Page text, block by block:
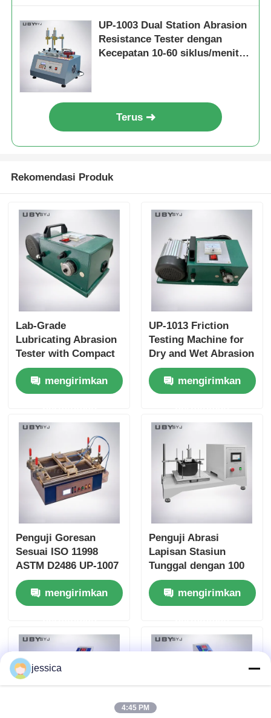
UP-1003 Dual Station Abrasion
Resistance Tester dengan
Kecepatan 10-60 siklus/menit
Terus
Rekomendasi Produk
Lab-Grade
Lubricating Abrasion
Tester with Compact
Structure and User-
Friendly Interface for
Friction and Wear
mengirimkan
UP-1013 Friction
Testing Machine for
Dry and Wet Abrasion
Test with Adjustable
Load Range and Real-
time Friction
mengirimkan
Penguji Goresan
Sesuai ISO 11998
ASTM D2486 UP-1007
dengan Frekuensi
Gerakan Sikat 37 ± 1
cpm dan Bodi
mengirimkan
Penguji Abrasi
Lapisan Stasiun
Tunggal dengan 100
mm ± 5 mm Stroke
dan 6,5 ± 0,2 m / Min
Kecepatan untuk
mengirimkan
jessica
4:45 PM